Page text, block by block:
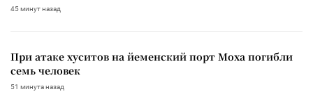
45 минут назад
При атаке хуситов на йеменский порт Моха погибли
семь человек
51 минута назад